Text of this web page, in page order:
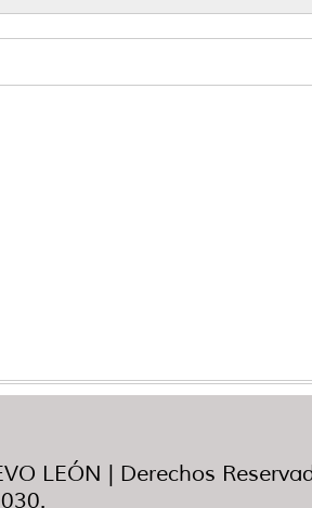
LEÓN | Derechos